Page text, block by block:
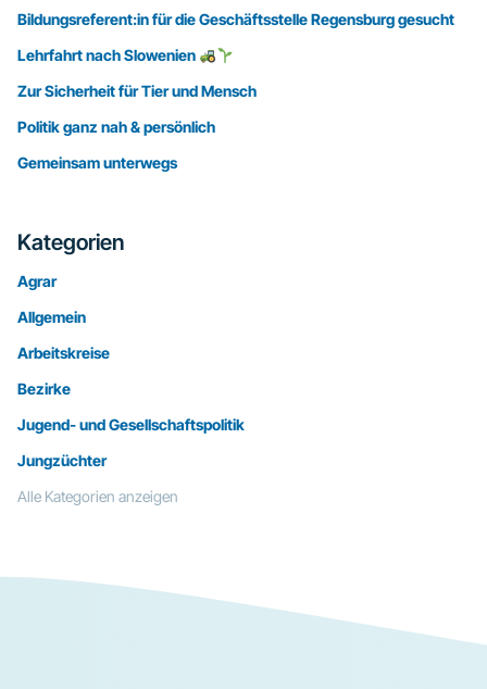
Bildungsreferent:in für die Geschäftsstelle Regensburg gesucht
Lehrfahrt nach Slowenien
Zur Sicherheit für Tier und Mensch
Politik ganz nah & persönlich
Gemeinsam unterwegs
Kategorien
Agrar
Allgemein
Arbeitskreise
Bezirke
Jugend- und Gesellschaftspolitik
Jungzüchter
Alle Kategorien anzeigen